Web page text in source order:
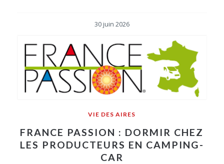
30 juin 2026
VIE DES AIRES
FRANCE PASSION : DORMIR CHEZ
LES PRODUCTEURS EN CAMPING-
CAR